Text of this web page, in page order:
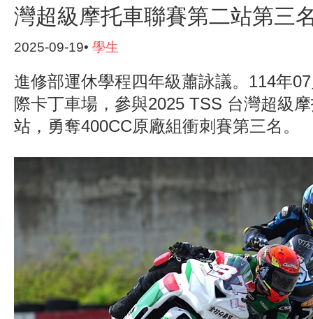
灣超級摩托車聯賽第二站第三
2025-09-19• 學生
進修部運休學程四年級蕭詠議。114年
際卡丁車場，參與2025 TSS 台灣超級
站，勇奪400CC原廠組衝刺賽第三名。